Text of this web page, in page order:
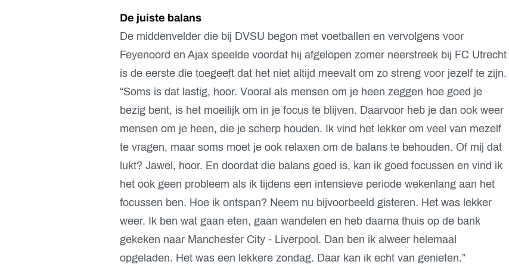
De juiste balans
De middenvelder die bij DVSU begon met voetballen en vervolgens voor
Feyenoord en Ajax speelde voordat hij afgelopen zomer neerstreek bij FC Utrecht
is de eerste die toegeeft dat het niet altijd meevalt om zo streng voor jezelf te zijn.
“Soms is dat lastig, hoor. Vooral als mensen om je heen zeggen hoe goed je
bezig bent, is het moeilijk om in je focus te blijven. Daarvoor heb je dan ook weer
mensen om je heen, die je scherp houden. Ik vind het lekker om veel van mezelf
te vragen, maar soms moet je ook relaxen om de balans te behouden. Of mij dat
lukt? Jawel, hoor. En doordat die balans goed is, kan ik goed focussen en vind ik
het ook geen probleem als ik tijdens een intensieve periode wekenlang aan het
focussen ben. Hoe ik ontspan? Neem nu bijvoorbeeld gisteren. Het was lekker
weer. Ik ben wat gaan eten, gaan wandelen en heb daarna thuis op de bank
gekeken naar Manchester City - Liverpool. Dan ben ik alweer helemaal
opgeladen. Het was een lekkere zondag. Daar kan ik echt van genieten.”